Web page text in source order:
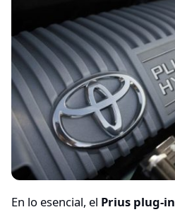
En lo esencial, el Prius plug-in